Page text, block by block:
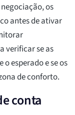
os
antes de ativar
verificar se as
esperado e se os
de conforto.
conta